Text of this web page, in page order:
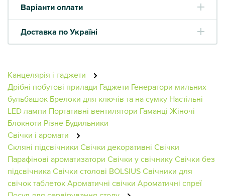
Варіанти оплати
Доставка по Україні
Канцелярія і гаджети
Дрібні побутові прилади Гаджети Генератори мильних
бульбашок Брелоки для ключів та на сумку Настільні
LED лампи Портативні вентилятори Гаманці Жіночі
Блокноти Різне Будильники
Свічки і аромати
Скляні підсвічники Свічки декоративні Свічки
Парафінові ароматизатори Свічки у свічникуСвічки без
підсвічникаСвічки столові BOLSIUSСвічники для
свічок таблетокАроматичні свічки Ароматичні спреї